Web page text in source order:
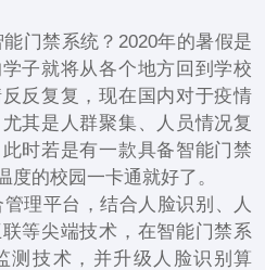
门禁系统？2020年的暑假是
子就将从各个地方回到学校
反复复，现在国内对于疫情
其是人群聚集、人员情况复
时若是有一款具备智能门禁
度的校园一卡通就好了。
管理平台，结合人脸识别、人
等尖端技术，在智能门禁系
测技术，并升级人脸识别算